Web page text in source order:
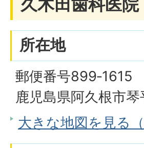
久木田歯科医院
所在地
郵便番号899‐1615
鹿児島県阿久根市
大きな地図を見る